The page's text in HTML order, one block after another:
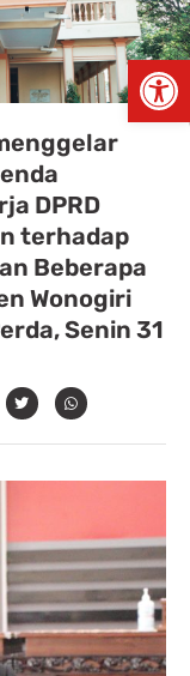
DPRD
terhadap
Beberapa
Wonogiri
Senin 31